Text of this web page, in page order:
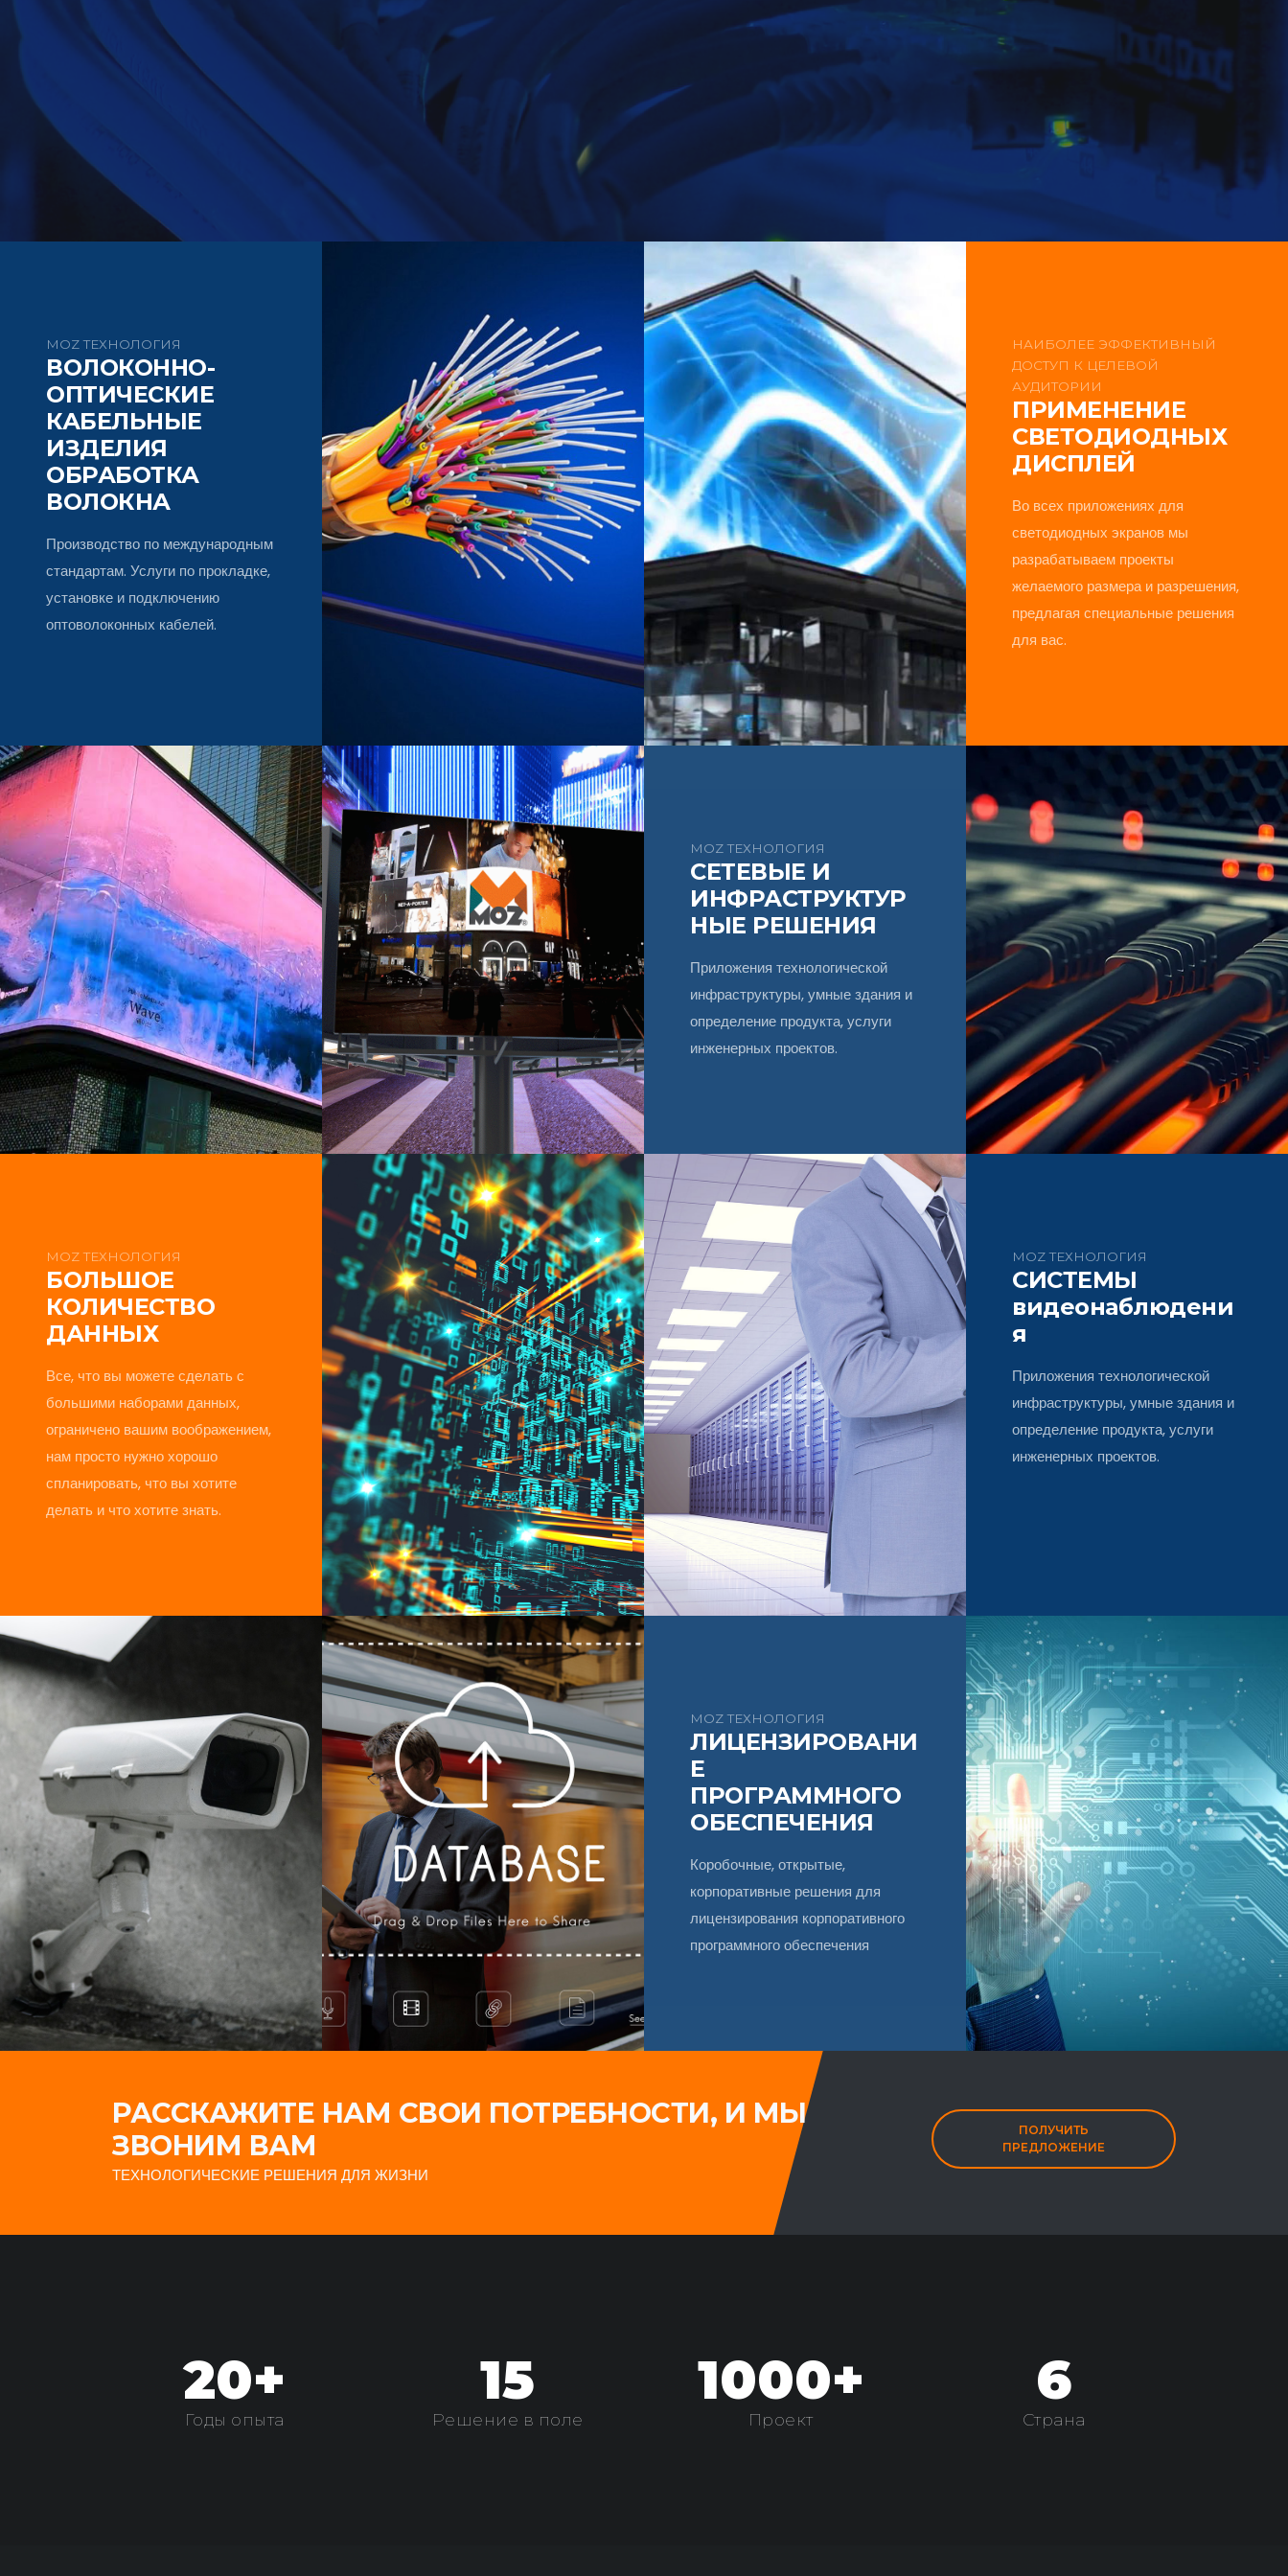
MOZ ТЕХНОЛОГИЯ
ВОЛОКОННО-
ОПТИЧЕСКИЕ
КАБЕЛЬНЫЕ
ИЗДЕЛИЯ
ОБРАБОТКА
ВОЛОКНА
Производство по международным
стандартам. Услуги по прокладке,
установке и подключению
оптоволоконных кабелей.
НАИБОЛЕЕ ЭФФЕКТИВНЫЙ
ДОСТУП К ЦЕЛЕВОЙ
АУДИТОРИИ
ПРИМЕНЕНИЕ
СВЕТОДИОДНЫХ
ДИСПЛЕЙ
Во всех приложениях для
светодиодных экранов мы
разрабатываем проекты
желаемого размера и разрешения,
предлагая специальные решения
для вас.
MOZ ТЕХНОЛОГИЯ
СЕТЕВЫЕ И
ИНФРАСТРУКТУР
НЫЕ РЕШЕНИЯ
Приложения технологической
инфраструктуры, умные здания и
определение продукта, услуги
инженерных проектов.
MOZ ТЕХНОЛОГИЯ
БОЛЬШОЕ
КОЛИЧЕСТВО
ДАННЫХ
Все, что вы можете сделать с
большими наборами данных,
ограничено вашим воображением,
нам просто нужно хорошо
спланировать, что вы хотите
делать и что хотите знать.
MOZ ТЕХНОЛОГИЯ
СИСТЕМЫ
видеонаблюдени
я
Приложения технологической
инфраструктуры, умные здания и
определение продукта, услуги
инженерных проектов.
MOZ ТЕХНОЛОГИЯ
ЛИЦЕНЗИРОВАНИ
Е
ПРОГРАММНОГО
ОБЕСПЕЧЕНИЯ
Коробочные, открытые,
корпоративные решения для
лицензирования корпоративного
программного обеспечения
РАССКАЖИТЕ НАМ СВОИ ПОТРЕБНОСТИ, И МЫ
ЗВОНИМ ВАМ
ТЕХНОЛОГИЧЕСКИЕ РЕШЕНИЯ ДЛЯ ЖИЗНИ
ПОЛУЧИТЬ
ПРЕДЛОЖЕНИЕ
20+
Годы опыта
15
Решение в поле
1000+
Проект
6
Страна